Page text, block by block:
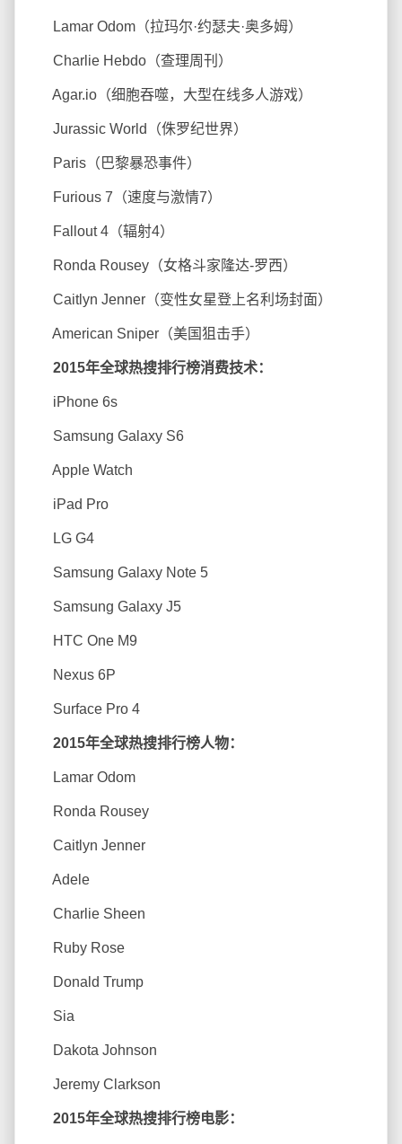
Lamar Odom（拉玛尔·约瑟夫·奥多姆）
Charlie Hebdo（查理周刊）
Agar.io（细胞吞噬，大型在线多人游戏）
Jurassic World（侏罗纪世界）
Paris（巴黎暴恐事件）
Furious 7（速度与激情7）
Fallout 4（辐射4）
Ronda Rousey（女格斗家隆达-罗西）
Caitlyn Jenner（变性女星登上名利场封面）
American Sniper（美国狙击手）
2015年全球热搜排行榜消费技术：
iPhone 6s
Samsung Galaxy S6
Apple Watch
iPad Pro
LG G4
Samsung Galaxy Note 5
Samsung Galaxy J5
HTC One M9
Nexus 6P
Surface Pro 4
2015年全球热搜排行榜人物：
Lamar Odom
Ronda Rousey
Caitlyn Jenner
Adele
Charlie Sheen
Ruby Rose
Donald Trump
Sia
Dakota Johnson
Jeremy Clarkson
2015年全球热搜排行榜电影：